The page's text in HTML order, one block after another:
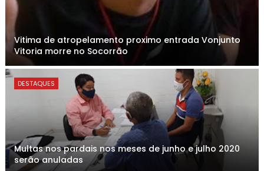
Vitima de atropelamento proximo entrada Vonjunto
Vitoria morre no Socorrão
DESTAQUES
Multas nos pardais nos meses de junho e julho 2020
serão anuladas